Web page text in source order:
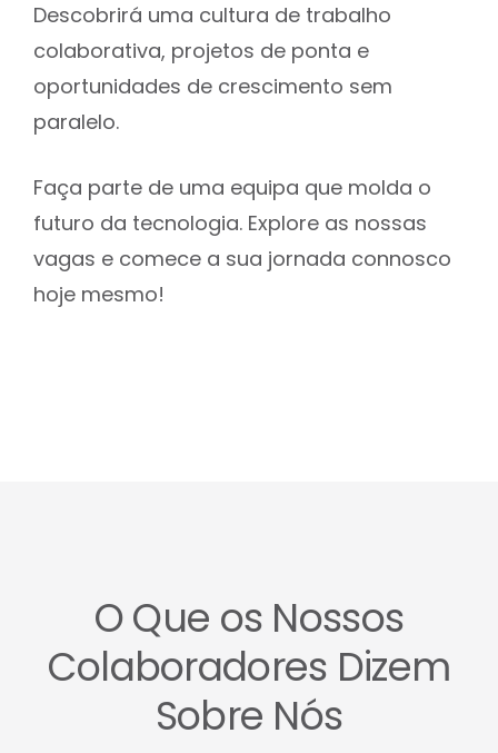
Descobrirá uma cultura de trabalho
colaborativa, projetos de ponta e
oportunidades de crescimento sem
paralelo.
Faça parte de uma equipa que molda o
futuro da tecnologia. Explore as nossas
vagas e comece a sua jornada connosco
hoje mesmo!
O Que os Nossos
Colaboradores Dizem
Sobre Nós